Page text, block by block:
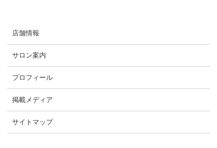
店舗情報
サロン案内
プロフィール
掲載メディア
サイトマップ